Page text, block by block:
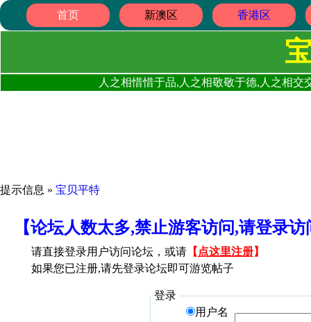
首页 新澳区 香港区
人之相惜惜于品,人之相敬敬于德,人之相
提示信息 » 宝贝平特
【论坛人数太多,禁止游客访问,请登录
请直接登录用户访问论坛，或请 【 点这里注册】
如果您已注册,请先登录论坛即可游览帖子
登录
用户名